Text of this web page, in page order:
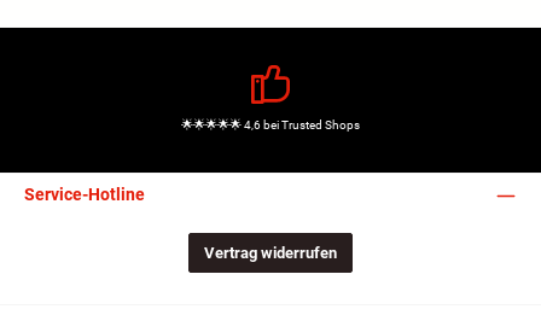
🌟🌟🌟🌟🌟 4,6 bei Trusted Shops
Service-Hotline
Vertrag widerrufen